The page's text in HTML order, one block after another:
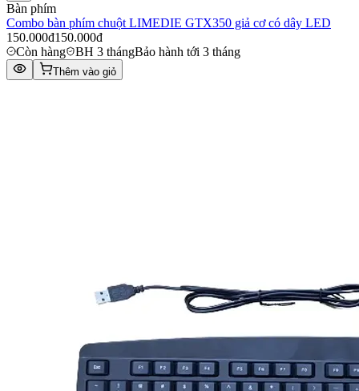
Bàn phím
Combo bàn phím chuột LIMEDIE GTX350 giả cơ có dây LED
150.000đ150.000đ
Còn hàng
BH 3 thángBảo hành tới 3 tháng
Thêm vào giỏ